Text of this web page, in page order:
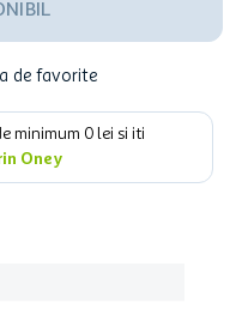
de favorite
minimum 0 lei si iti
Oney